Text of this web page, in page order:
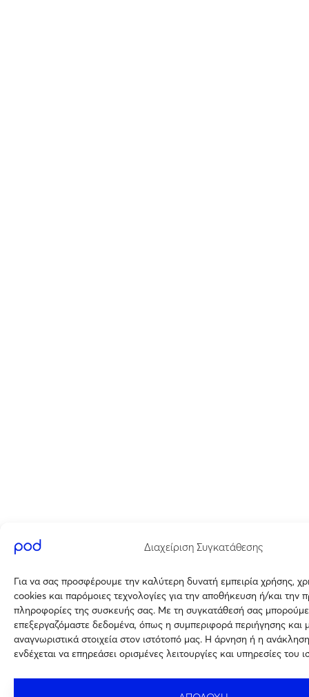
Διαχείριση Συγκατάθεσης
Για να σας προσφέρουμε την καλύτερη δυνατή εμπειρία χρήσης,
cookies και παρόμοιες τεχνολογίες για την αποθήκευση ή/και την
πληροφορίες της συσκευής σας. Με τη συγκατάθεσή σας
επεξεργαζόμαστε δεδομένα, όπως η συμπεριφορά περιήγησης και
αναγνωριστικά στοιχεία στον ιστότοπό μας. Η άρνηση ή η
ενδέχεται να επηρεάσει ορισμένες λειτουργίες και υπηρεσίες του